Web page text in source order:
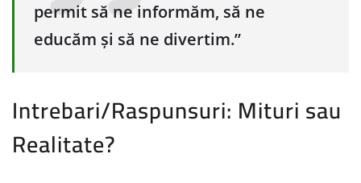
permit să ne informăm, să ne
educăm și să ne divertim.”
Intrebari/Raspunsuri: Mituri sau
Realitate?